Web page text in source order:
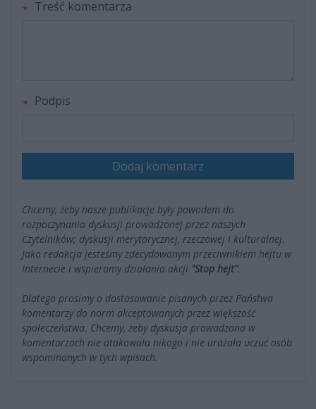
Treść komentarza
Podpis
Dodaj komentarz
Chcemy, żeby nasze publikacje były powodem do
rozpoczynania dyskusji prowadzonej przez naszych
Czytelników; dyskusji merytorycznej, rzeczowej i kulturalnej.
Jako redakcja jesteśmy zdecydowanym przeciwnikiem hejtu w
Internecie i wspieramy działania akcji "Stop hejt".
Dlatego prosimy o dostosowanie pisanych przez Państwa
komentarzy do norm akceptowanych przez większość
społeczeństwa. Chcemy, żeby dyskusja prowadzona w
komentarzach nie atakowała nikogo i nie urażała uczuć osób
wspominanych w tych wpisach.